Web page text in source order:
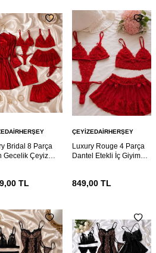
Bridal 8 Parça
Gecelik Çeyiz
TL
ÇEYIZEDAIRHERŞEY
Luxury Rouge 4 Parça
Dantel Etekli İç Giyim
849,00TL